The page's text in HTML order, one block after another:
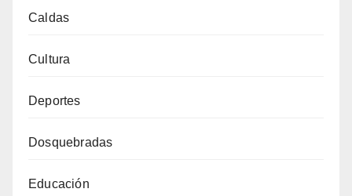
Caldas
Cultura
Deportes
Dosquebradas
Educación